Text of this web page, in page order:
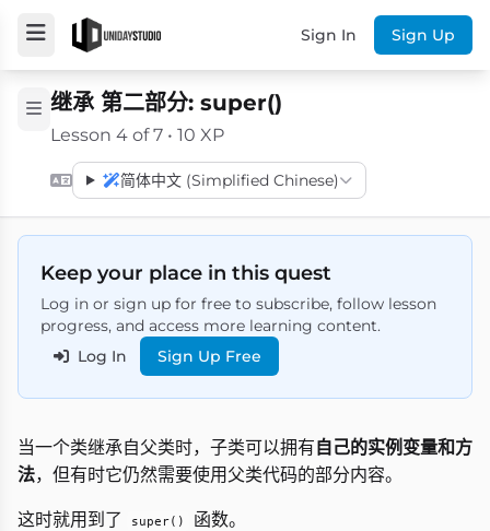
Sign In Sign Up
继承 第二部分: super()
Lesson 4 of 7 • 10 XP
简体中文 (Simplified Chinese)
Keep your place in this quest
Log in or sign up for free to subscribe, follow lesson
progress, and access more learning content.
Log In
Sign Up Free
当一个类继承自父类时，子类可以拥有自己的实例变量和方
法，但有时它仍然需要使用父类代码的部分内容。
这时就用到了 super()
函数。